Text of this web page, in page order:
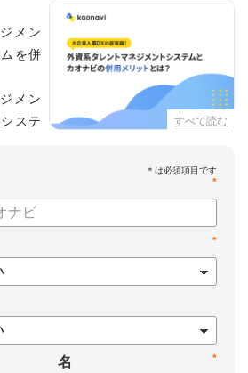
すべて読む
メン
を併
メン
ステ
*
*
*
名